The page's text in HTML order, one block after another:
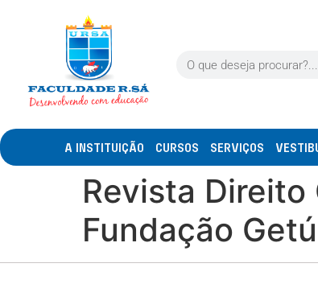
A INSTITUIÇÃO CURSOS SERVIÇOS
Revista Direito
Fundação